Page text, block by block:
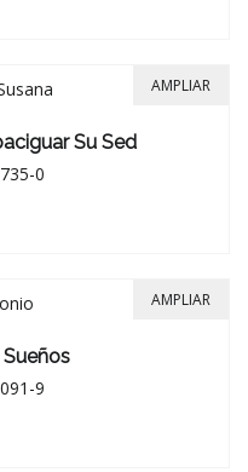
Su Sed
0
AMPLIAR
Sueños
9
AMPLIAR